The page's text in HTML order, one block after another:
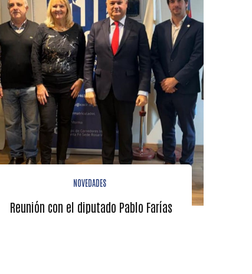
NOVEDADES
Reunión con el diputado Pablo Farías